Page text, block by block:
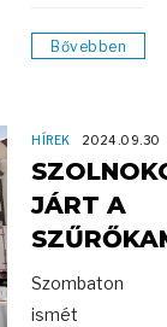
Bővebben
HÍREK 2024.09.30
JÁRT A
Szombaton
ismét